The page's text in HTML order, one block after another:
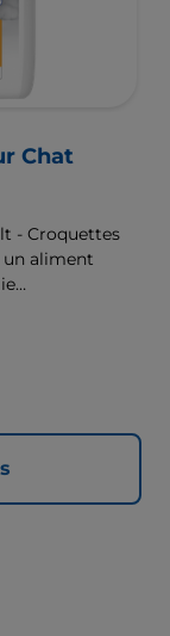
Chat
- Croquettes
un aliment